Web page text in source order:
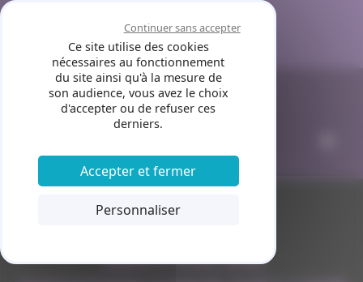
SERVICE DE
Panneau de gestion des cookies
Ce site utilise des cookies
nécessaires au fonctionnement
du site ainsi qu'à la mesure de
son audience, vous avez le choix
d'accepter ou de refuser ces
derniers.
Accepter et fermer
Continuer sans accepter
Personnaliser